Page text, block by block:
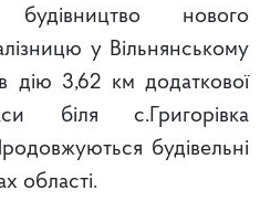
нового
у Вільнянському
дію 3,62 км додаткової
біля с.Григорівка
будівельні
області.